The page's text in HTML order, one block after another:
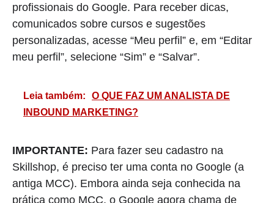
profissionais do Google. Para receber dicas,
comunicados sobre cursos e sugestões
personalizadas, acesse “Meu perfil” e, em “Editar
meu perfil”, selecione “Sim” e “Salvar”.
Leia também:
O QUE FAZ UM ANALISTA DE
INBOUND MARKETING?
IMPORTANTE: Para fazer seu cadastro na
Skillshop, é preciso ter uma conta no Google (a
antiga MCC). Embora ainda seja conhecida na
prática como MCC, o Google agora chama de